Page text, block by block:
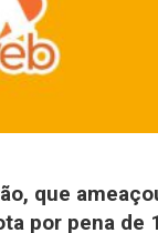
que
por pena de